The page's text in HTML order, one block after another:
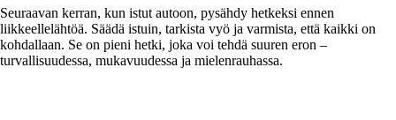
Seuraavan kerran, kun istut autoon, pysähdy hetkeksi ennen
liikkeellelähtöä. Säädä istuin, tarkista vyö ja varmista, että kaikki on
kohdallaan. Se on pieni hetki, joka voi tehdä suuren eron –
turvallisuudessa, mukavuudessa ja mielenrauhassa.